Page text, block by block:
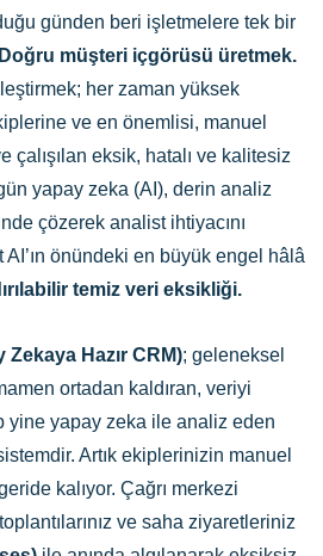
günden beri işletmelere tek bir
Doğru müşteri içgörüsü üretmek.
her zaman yüksek
ve en önemlisi, manuel
çalışılan eksik, hatalı ve kalitesiz
yapay zeka (AI), derin analiz
çözerek analist ihtiyacını
AI’ın önündeki en büyük engel hâlâ
temiz veri eksikliği.
Zekaya Hazır CRM); geleneksel
ortadan kaldıran, veriyi
yine yapay zeka ile analiz eden
Artık ekiplerinizin manuel
kalıyor. Çağrı merkezi
ve saha ziyaretleriniz